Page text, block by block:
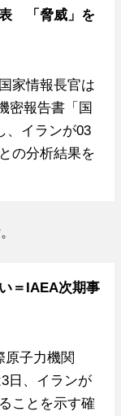
表 「脅威」を
家情報長官は
密報告書「国
、イランが03
の分析結果を
＝IAEA次期事
子力機関
日、イランが
ことを示す確